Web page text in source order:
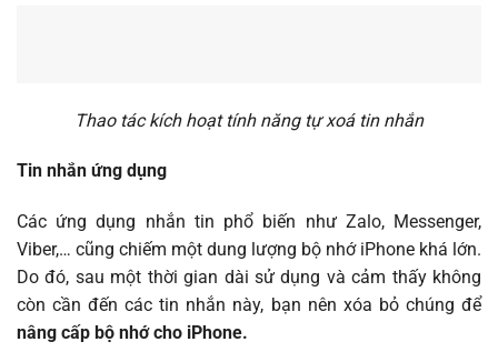
Thao tác kích hoạt tính năng tự xoá tin nhắn
Tin nhắn ứng dụng
Các ứng dụng nhắn tin phổ biến như Zalo, Messenger,
Viber,… cũng chiếm một dung lượng bộ nhớ iPhone khá lớn.
Do đó, sau một thời gian dài sử dụng và cảm thấy không
còn cần đến các tin nhắn này, bạn nên xóa bỏ chúng để
nâng cấp bộ nhớ cho iPhone.